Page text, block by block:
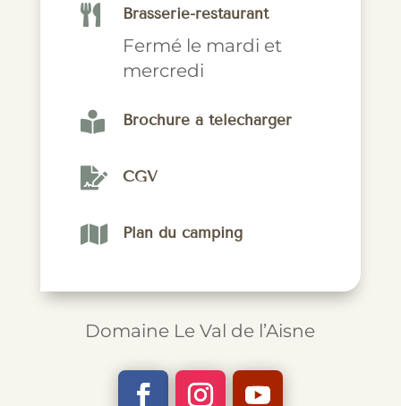
 Brasserie-restaurant
Fermé le mardi et
mercredi
 Brochure à télécharger
 CGV
 Plan du camping
Domaine Le Val de l’Aisne